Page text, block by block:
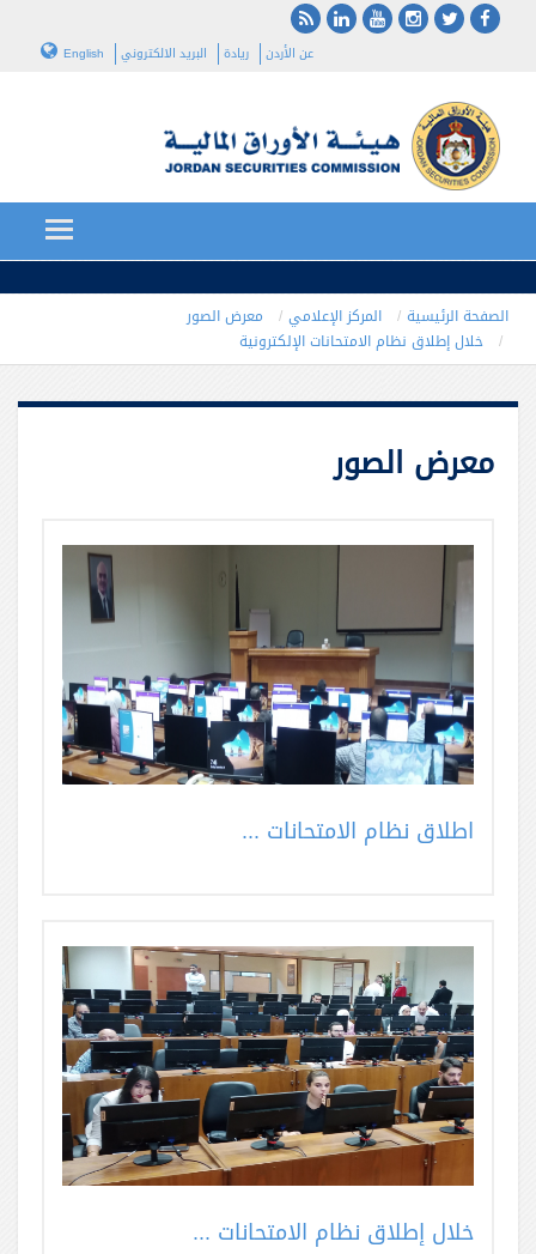
عن الأردن ريادة البريد الالكتروني English
الصفحة الرئيسية المركز الإعلامي
معرض الصور
خلال إطلاق نظام الامتحانات الإلكترونية
معرض الصور
اطلاق نظام الامتحانات ...
خلال إطلاق نظام الامتحانات ...